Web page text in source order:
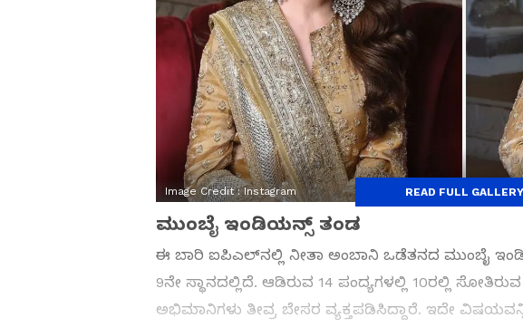
Image Credit :Instagram
ಮುಂಬೈ ಇಂಡಿಯನ್ಸ್ ತಂಡ
ಈ ಬಾರಿ ಐಪಿಎಲ್‌ನಲ್ಲಿ ನೀತಾ ಅಂಬಾನಿ ಒಡೆತನದ ಮುಂಬೈ
9ನೇ ಸ್ಥಾನದಲ್ಲಿದೆ. ಆಡಿರುವ 14 ಪಂದ್ಯಗಳಲ್ಲಿ 10ರಲ್ಲಿ
ಅಭಿಮಾನಿಗಳು ತೀವ್ರ ಬೇಸರ ವ್ಯಕ್ತಪಡಿಸಿದ್ದಾರೆ. ಇದೇ
READ FULL GALLERY